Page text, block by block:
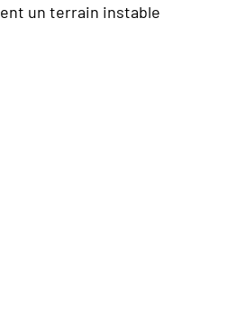
un terrain instable